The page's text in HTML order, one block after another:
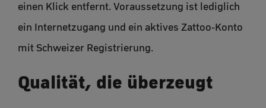
einen Klick entfernt. Voraussetzung ist lediglich
ein Internetzugang und ein aktives Zattoo-Konto
mit Schweizer Registrierung.
Qualität, die überzeugt